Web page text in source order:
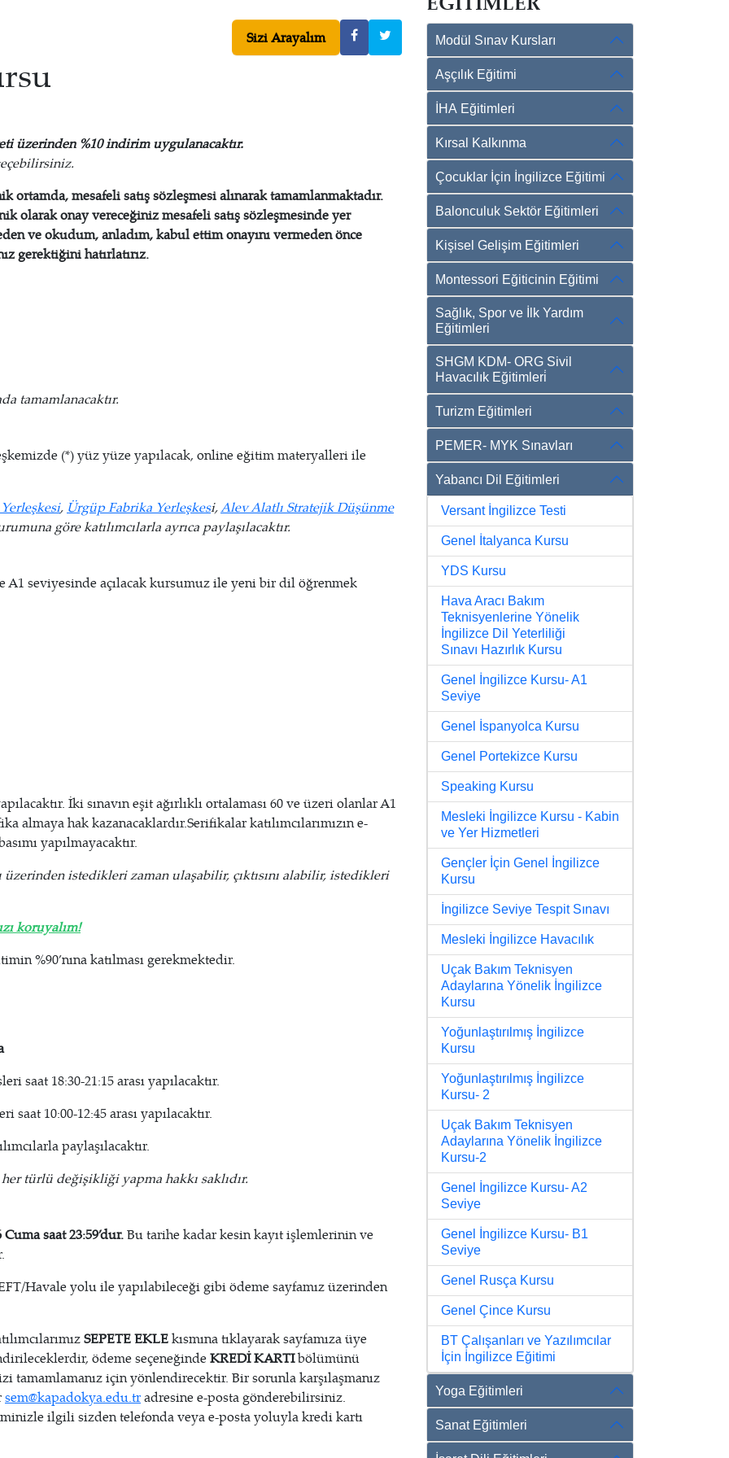
Sizi Arayalım
üzerinden %10indirim uygulanacaktır.
mesafeli satış sözleşmesi alınarak tamamlanmaktadır.
olarak onay vereceğiniz mesafeli satış sözleşmesinde yer
ve okudum, anladım, kabul ettim onayını vermeden önce
gerektiğini hatırlatırız.
tamamlanacaktır.
(*) yüz yüze yapılacak, online eğitim materyalleri ile
, Ürgüp Fabrika Yerleşkesi,Alev Alatlı Stratejik Düşünme
göre katılımcılarla ayrıca paylaşılacaktır.
A1 seviyesinde açılacak kursumuz ile yeni bir dil öğrenmek
İki sınavın eşit ağırlıklı ortalaması 60 ve üzeri olanlar A1
almaya hak kazanacaklardır.Serifikalar katılımcılarımızın e-
yapılmayacaktır.
üzerinden istedikleri zaman ulaşabilir, çıktısını alabilir, istedikleri
koruyalım!
%90’nına katılması gerekmektedir.
saat 18:30-21:15 arası yapılacaktır.
saat 10:00-12:45 arası yapılacaktır.
paylaşılacaktır.
türlü değişikliği yapma hakkı saklıdır.
saat 23:59’dur.Bu tarihe kadar kesin kayıt işlemlerinin ve
Havale yolu ile yapılabileceği gibi ödeme sayfamız üzerinden
SEPETE EKLEkısmına tıklayarak sayfamıza üye
ödeme seçeneğinde KREDİ KARTIbölümünü
tamamlamanız için yönlendirecektir. Bir sorunla karşılaşmanız
sem@kapadokya.edu.tradresine e-posta gönderebilirsiniz.
ilgili sizden telefonda veya e-posta yoluyla kredi kartı
Modül Sınav Kursları
Aşçılık Eğitimi
İHA Eğitimleri
Kırsal Kalkınma
Çocuklar İçin İngilizce Eğitimi
Balonculuk Sektör Eğitimleri
Kişisel Gelişim Eğitimleri
Montessori Eğiticinin Eğitimi
Sağlık, Spor ve İlk Yardım
Eğitimleri
SHGM KDM- ORG Sivil
Havacılık Eğitimleri̇
Turizm Eğitimleri
PEMER- MYK Sınavları
Yabancı Dil Eğitimleri
Versant İngilizce Testi
Genel İtalyanca Kursu
YDS Kursu
Hava Aracı Bakım
Teknisyenlerine Yönelik
İngilizce Dil Yeterliliği
Sınavı Hazırlık Kursu
Genel İngilizce Kursu- A1
Seviye
Genel İspanyolca Kursu
Genel Portekizce Kursu
Speaking Kursu
Mesleki İngilizce Kursu - Kabin
ve Yer Hizmetleri
Gençler İçin Genel İngilizce
Kursu
İngilizce Seviye Tespit Sınavı
Mesleki İngilizce Havacılık
Uçak Bakım Teknisyen
Adaylarına Yönelik İngilizce
Kursu
Yoğunlaştırılmış İngilizce
Kursu
Yoğunlaştırılmış İngilizce
Kursu- 2
Uçak Bakım Teknisyen
Adaylarına Yönelik İngilizce
Kursu-2
Genel İngilizce Kursu- A2
Seviye
Genel İngilizce Kursu- B1
Seviye
Genel Rusça Kursu
Genel Çince Kursu
BT Çalışanları ve Yazılımcılar
İçin İngilizce Eğitimi
Yoga Eğitimleri
Sanat Eğitimleri